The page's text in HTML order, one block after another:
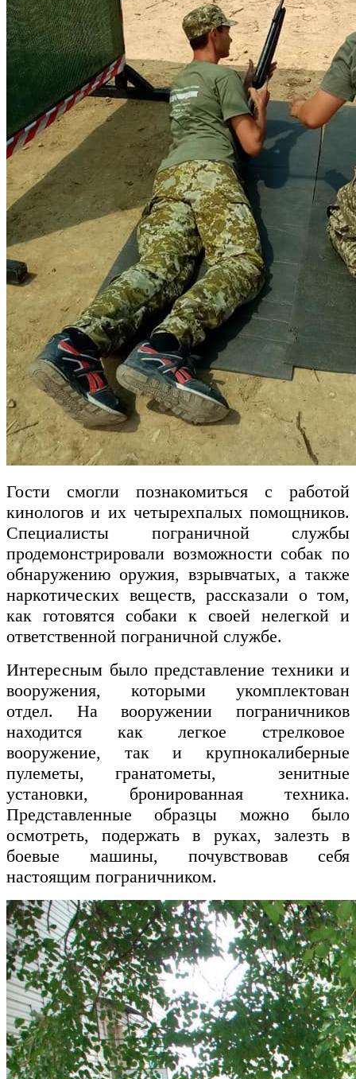
Гости смогли познакомиться с работой
кинологов и их четырехпалых помощников.
Специалисты пограничной службы
продемонстрировали возможности собак по
обнаружению оружия, взрывчатых, а также
наркотических веществ, рассказали о том,
как готовятся собаки к своей нелегкой и
ответственной пограничной службе.
Интересным было представление техники и
вооружения, которыми укомплектован
отдел. На вооружении пограничников
находится как легкое стрелковое
вооружение, так и крупнокалиберные
пулеметы, гранатометы, зенитные
установки, бронированная техника.
Представленные образцы можно было
осмотреть, подержать в руках, залезть в
боевые машины, почувствовав себя
настоящим пограничником.